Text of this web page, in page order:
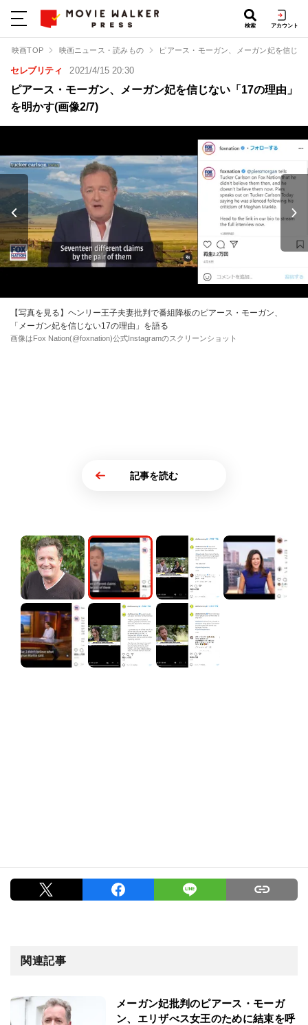
検索 アカウント
映画TOP 映画ニュース・読みもの ピアース・モーガン、メーガン妃を信じ
セレブリティ 2021/4/15 20:30
ピアース・モーガン、メーガン妃を信じない「17の理由」
を明かす(画像2/7)
【写真を見る】ヘンリー王子夫妻批判で番組降板のピアース・モーガン、
「メーガン妃を信じない17の理由」を語る
画像はFox Nation(@foxnation)公式Instagramのスクリーンショット
記事を読む
関連記事
メーガン妃批判のピアース・モーガ
ン、エリザべス女王のために結束を呼